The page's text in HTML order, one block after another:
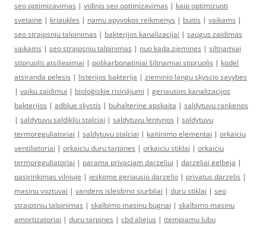
seo optimizavimas | vidinis seo optimizavimas | kaip optimizuoti
svetaine | kriaukles | namu apyvokos reikmenys | buitis | vaikams |
seo straipsniu talpinimas | bakterijos kanalizacijai | saugus zaidimas
vaikams | seo straipsniu talpinimas | nuo kada ziemines | siltnamiai
stipruolis atsiliepimai | polikarbonatiniai šiltnamiai stipruolis | kodel
atsiranda pelesis | listerijos bakterija | zieminio langu skyscio savybes
| vaiku zaidimui | bioloģiskie risinājumi | geriausios kanalizacijos
bakterijos | adblue skystis | buhalterine apskaita | saldytuvu rankenos
| saldytuvu saldikliu stalciai | saldytuvu lentynos | saldytuvu
termoreguliatoriai | saldytuvu stalciai | kaitinimo elementai | orkaiciu
ventiliatoriai | orkaiciu duru tarpines | orkaiciu stiklai | orkaiciu
termoreguliatoriai | parama privaciam darzeliui | darzeliai gelbeja |
pasirinkimas vilniuje | ieskome geriausio darzelio | privatus darzelis |
masinu voztuvai | vandens isleidimo siurbliai | duru stiklai | seo
straipsniu talpinimas | skalbimo masinu bugnai | skalbimo masinu
amortizatoriai | duru tarpines | cbd aliejus | itempiamu lubu